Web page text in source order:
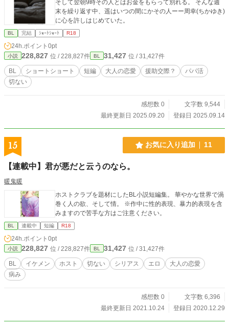
そして翌朝9時その人とはお金をもらって別れる。 そんな週
末を繰り返す中、遥はいつの間にかその人ーー周幸(ちかゆき)
に心を許しはじめていた。
BL 完結 ｼｮｰﾄｼｮｰﾄ R18
24h.ポイント 0pt
小説 228,827 位 / 228,827件 BL 31,427 位 / 31,427件
BL ショートショート 短編 大人の恋愛 援助交際？
パパ活
切ない
感想数 0
文字数 9,544
最終更新日 2025.09.20
登録日 2025.09.14
15 お気に入り追加 11
【連載中】君が悪だと云うのなら。
暖鬼暖
ホストクラブを題材にしたBL小説短編集。 華やかな世界で渦
巻く人の欲、そして情。 ※作中に性的表現、暴力的表現を含
みますので苦手な方はご注意ください。
BL 連載中 短編 R18
24h.ポイント 0pt
小説 228,827 位 / 228,827件 BL 31,427 位 / 31,427件
BL イケメン ホスト 切ない シリアス エロ
大人の恋愛
病み
感想数 0
文字数 6,396
最終更新日 2021.10.24
登録日 2020.12.29